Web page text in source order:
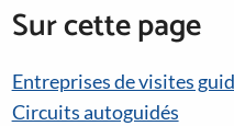
Sur cette page
Entreprises de visites
Circuits autoguidés